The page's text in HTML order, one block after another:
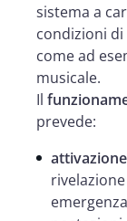
sistema a
condizioni
come ad
musicale.
Il
prevede: